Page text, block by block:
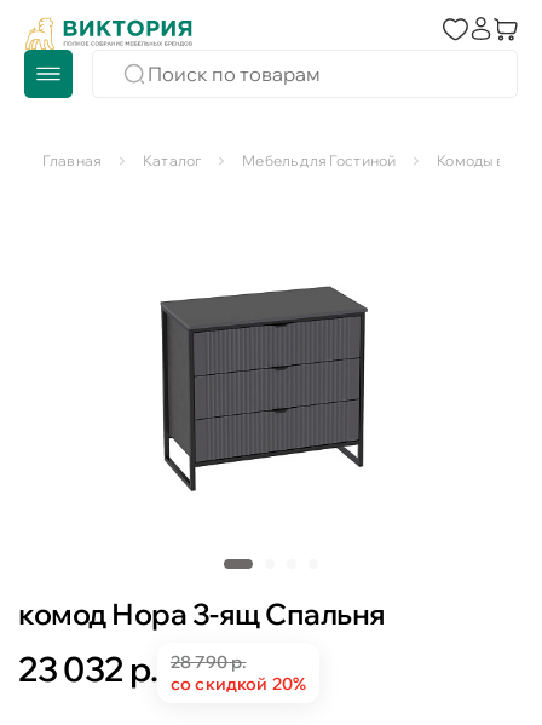
Главная Каталог Мебель для Гостиной Комоды в
комод Нора 3-ящ Спальня
23 032 р.
28 790 р.
со скидкой 20%